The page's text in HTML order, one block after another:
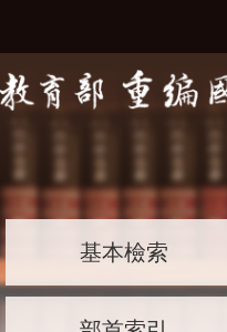
基本檢索